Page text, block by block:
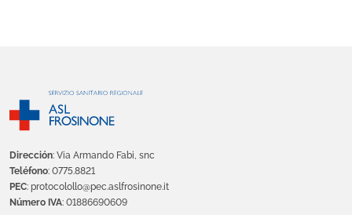
Dirección: Via Armando Fabi, snc
Teléfono: 0775.8821
PEC: protocolollo@pec.aslfrosinone.it
Número IVA: 01886690609